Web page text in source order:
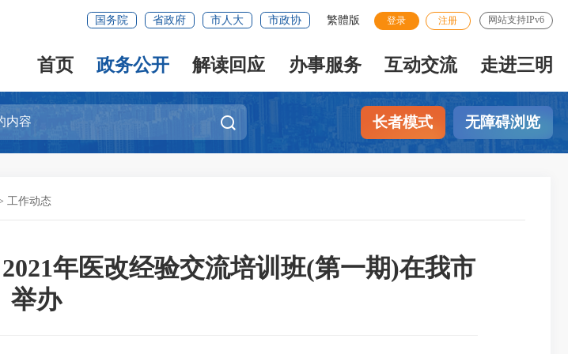
国务院 省政府 市人大 市政协 繁體版 登录 注册 网站支持IPv6
首页 政务公开 解读回应 办事服务 互动交流 走进三明
长者模式 无障碍浏览
工作动态
年医改经验交流培训班(第一期)在我市
举办